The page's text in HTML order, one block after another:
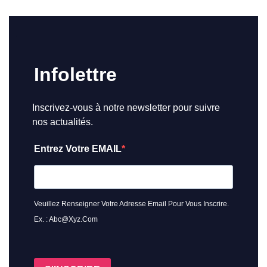
Infolettre
Inscrivez-vous à notre newsletter pour suivre
nos actualités.
Entrez Votre EMAIL
Veuillez Renseigner Votre Adresse Email Pour Vous Inscrire.
Ex. : Abc@xyz.com